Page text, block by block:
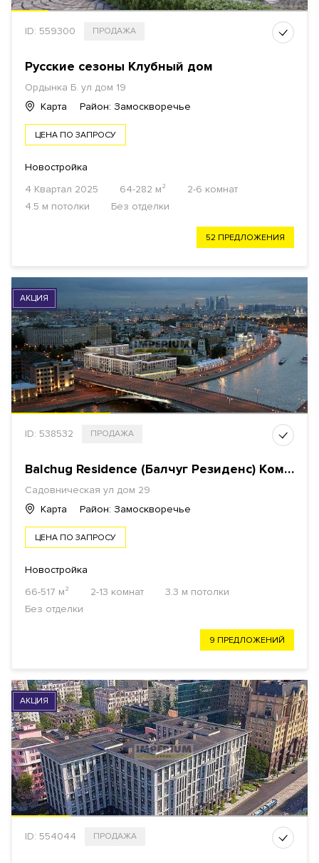
ID: 559300 ПРОДАЖА
Русские сезоны Клубный дом
Ордынка Б. ул дом 19
Карта
Район: Замоскворечье
ЦЕНА ПО ЗАПРОСУ
Новостройка
4 Квартал 2025
64-282 м²
2-6 комнат
4.5 м потолки
Без отделки
52 ПРЕДЛОЖЕНИЯ
АКЦИЯ
ID: 538532 ПРОДАЖА
Balchug Residence (Балчуг Резиденс) Комплекс особняков
Садовническая ул дом 29
Карта
Район: Замоскворечье
ЦЕНА ПО ЗАПРОСУ
Новостройка
66-517 м²
2-13 комнат
3.3 м потолки
Без отделки
9 ПРЕДЛОЖЕНИЙ
АКЦИЯ
ID: 554044 ПРОДАЖА